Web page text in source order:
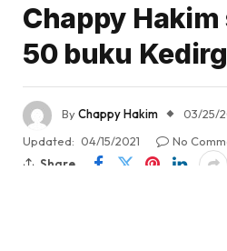
Chappy
50 buku
ByChappy Hakim
03/25/
Updated: 04/15/2021 No
Share